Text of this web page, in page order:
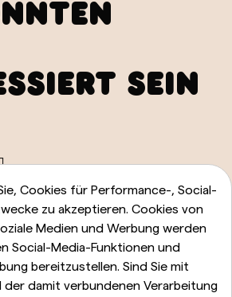
SEIN
Cookies für Performance-, Social-
zu akzeptieren. Cookies von
Medien und Werbung werden
Social-Media-Funktionen und
bereitzustellen. Sind Sie mit
der damit verbundenen Verarbeitung